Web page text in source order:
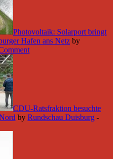
Photovoltaik: Solarport bringt
Hafen ans Netz by
CDU-Ratsfraktion besuchte
by Rundschau Duisburg -